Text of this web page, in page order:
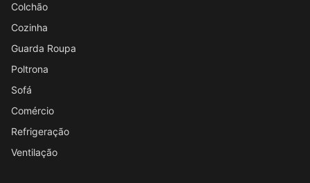
Colchão
Cozinha
Guarda Roupa
Poltrona
Sofá
Comércio
Refrigeração
Ventilação